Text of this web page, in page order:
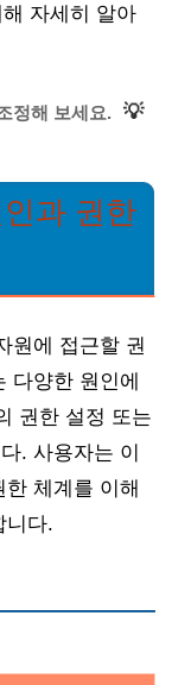
자세히 알아
정해 보세요. 💡
과 권한
원에 접근할 권
다양한 원인에
권한 설정 또는
. 사용자는 이
체계를 이해
니다.